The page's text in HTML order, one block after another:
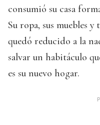
consumió su casa
Su ropa, sus muebles
quedó reducido a la
salvar un habitáculo
es su nuevo hogar.